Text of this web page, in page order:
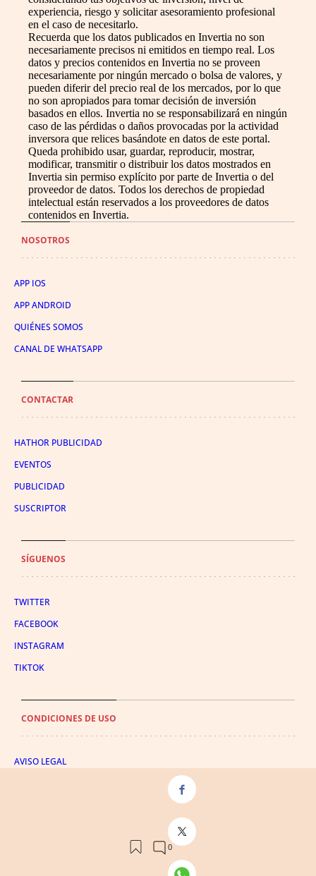
experiencia, riesgo y solicitar asesoramiento profesional
en el caso de necesitarlo.
Recuerda que los datos publicados en Invertia no son
necesariamente precisos ni emitidos en tiempo real. Los
datos y precios contenidos en Invertia no se proveen
necesariamente por ningún mercado o bolsa de valores, y
pueden diferir del precio real de los mercados, por lo que
no son apropiados para tomar decisión de inversión
basados en ellos. Invertia no se responsabilizará en ningún
caso de las pérdidas o daños provocadas por la actividad
inversora que relices basándote en datos de este portal.
Queda prohibido usar, guardar, reproducir, mostrar,
modificar, transmitir o distribuir los datos mostrados en
Invertia sin permiso explícito por parte de Invertia o del
proveedor de datos. Todos los derechos de propiedad
intelectual están reservados a los proveedores de datos
contenidos en Invertia.
NOSOTROS
APP IOS
APP ANDROID
QUIÉNES SOMOS
CANAL DE WHATSAPP
CONTACTAR
HATHOR PUBLICIDAD
EVENTOS
PUBLICIDAD
SUSCRIPTOR
SÍGUENOS
TWITTER
FACEBOOK
INSTAGRAM
TIKTOK
CONDICIONES DE USO
AVISO LEGAL